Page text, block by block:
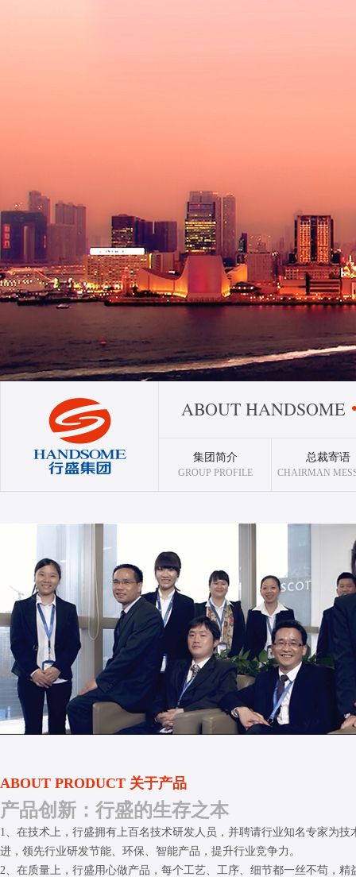
ABOUT HANDSOME
集团简介
GROUP PROFILE
总裁寄语
CHAIRMAN
ABOUT PRODUCT 关于产品
产品创新：行盛的生存之本
1、在技术上，行盛拥有上百名技术研发人员，并聘请行业知名专家为技
进，领先行业研发节能、环保、智能产品，提升行业竞争力。
2、在质量上，行盛用心做产品，每个工艺、工序、细节都一丝不苟，精